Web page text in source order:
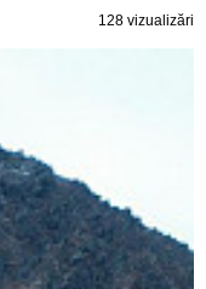
128 vizualizări